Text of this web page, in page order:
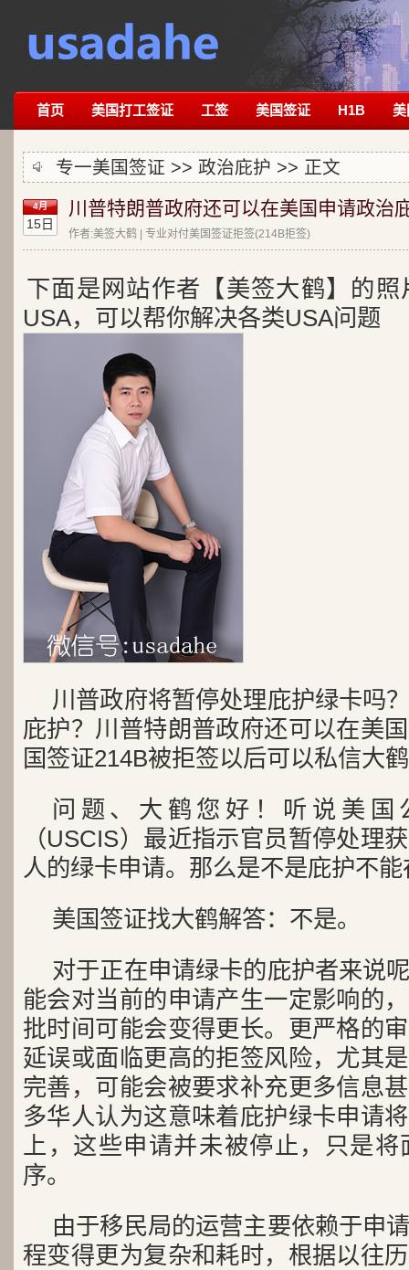
首页 美国打工签证 工签 美国签证 H1B 美
专一美国签证 >> 政治庇护 >> 正文
4月
15日
川普特朗普政府还可以在美国申请政治
作者:美签大鹤 | 专业对付美国签证拒签(214B拒签)
下面是网站作者【美签大鹤】的
USA，可以帮你解决各类USA问题
川普政府将暂停处理庇护绿卡吗
庇护？川普特朗普政府还可以在美
国签证214B被拒签以后可以私信大
问题、大鹤您好！听说美国
（USCIS）最近指示官员暂停处理
人的绿卡申请。那么是不是庇护不
美国签证找大鹤解答：不是。
对于正在申请绿卡的庇护者来说
能会对当前的申请产生一定影响的
批时间可能会变得更长。更严格的
延误或面临更高的拒签风险，尤其
完善，可能会被要求补充更多信息
多华人认为这意味着庇护绿卡申请
上，这些申请并未被停止，只是
序。
由于移民局的运营主要依赖于申
程变得更为复杂和耗时，根据以往